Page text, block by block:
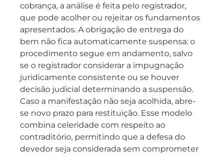
cobrança, a análise é feita pelo registrador,
que pode acolher ou rejeitar os fundamentos
apresentados. A obrigação de entrega do
bem não fica automaticamente suspensa: o
procedimento segue em andamento, salvo
se o registrador considerar a impugnação
juridicamente consistente ou se houver
decisão judicial determinando a suspensão.
Caso a manifestação não seja acolhida, abre-
se novo prazo para restituição. Esse modelo
combina celeridade com respeito ao
contraditório, permitindo que a defesa do
devedor seja considerada sem comprometer